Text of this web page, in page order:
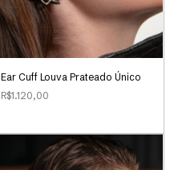
Ear Cuff Louva Prateado Único
R$1.120,00